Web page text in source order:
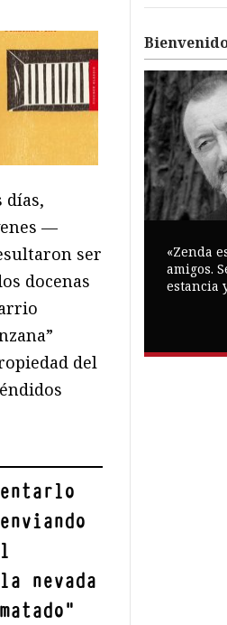
días,
—
ser
docenas
del
nevada
"
«Zenda
amigos.
estancia